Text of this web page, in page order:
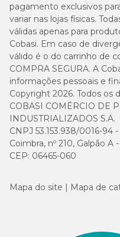
pagamento exclusivos
variar nas lojas físicas.
válidas apenas para
Cobasi. Em caso de
válido é o do carrinho de
COMPRA SEGURA. A
informações pessoais e
Copyright 2026. Todos os
COBASI COMÉRCIO DE
INDUSTRIALIZADOS S.A.
CNPJ 53.153.938/0016-94
Coimbra, nº 210, Galpão
CEP: 06465-060
Mapa do site Mapa de